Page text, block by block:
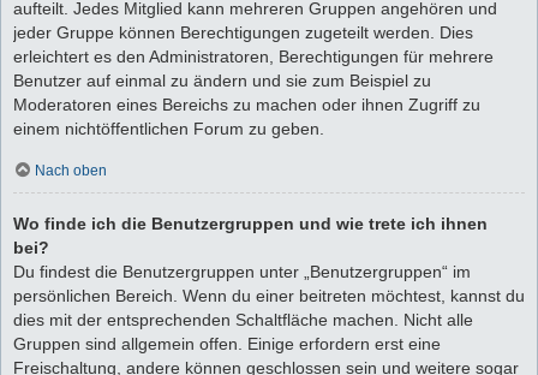
aufteilt. Jedes Mitglied kann mehreren Gruppen angehören und
jeder Gruppe können Berechtigungen zugeteilt werden. Dies
erleichtert es den Administratoren, Berechtigungen für mehrere
Benutzer auf einmal zu ändern und sie zum Beispiel zu
Moderatoren eines Bereichs zu machen oder ihnen Zugriff zu
einem nichtöffentlichen Forum zu geben.
Nach oben
Wo finde ich die Benutzergruppen und wie trete ich ihnen
bei?
Du findest die Benutzergruppen unter „Benutzergruppen“ im
persönlichen Bereich. Wenn du einer beitreten möchtest, kannst du
dies mit der entsprechenden Schaltfläche machen. Nicht alle
Gruppen sind allgemein offen. Einige erfordern erst eine
Freischaltung, andere können geschlossen sein und weitere sogar